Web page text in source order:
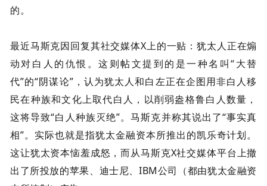
的。
最近马斯克因回复其社交媒体X上的一贴：犹太人正在煽
动对白人的仇恨。这则帖文提到的是一种名叫“大替
代”的“阴谋论”，认为犹太人和白左正在企图用非白人移
民在种族和文化上取代白人，以削弱盎格鲁白人数量，
这将导致“白人种族灭绝”。马斯克并称其说出了“事实真
相”。实际也就是指犹太金融资本所推出的凯乐奇计划。
这让犹太资本恼羞成怒，而从马斯克X社交媒体平台上撤
出了所投放的苹果、迪士尼、IBM公司（都由犹太金融资